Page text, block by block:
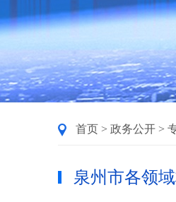
首页 > 政务公开 >
泉州市各领域